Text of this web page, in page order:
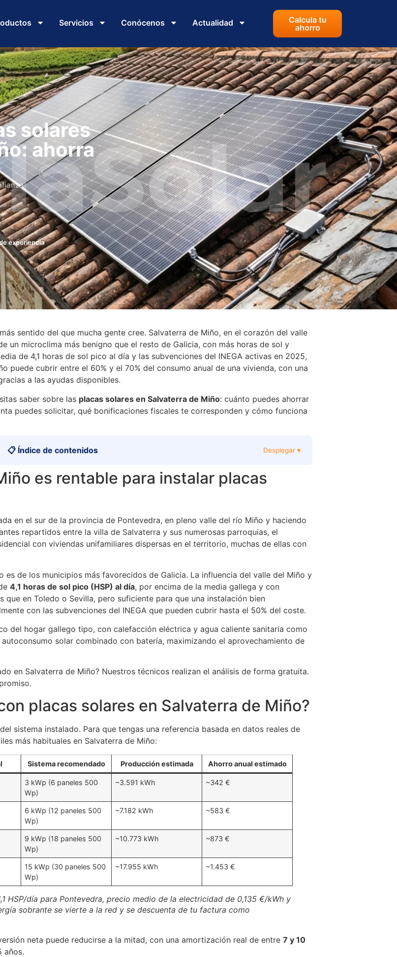
Servicios Conócenos Actualidad
Calcula tu
ahorro
solares
ahorra
experiencia
sentido del que mucha gente cree. Salvaterra de Miño, en el corazón del valle
un microclima más benigno que el resto de Galicia, con más horas de sol y
de 4,1 horas de sol pico al día y las subvenciones del INEGA activas en 2025,
puede cubrir entre el 60% y el 70% del consumo anual de una vivienda, con una
a las ayudas disponibles.
saber sobre las placas solares en Salvaterra de Miño: cuánto puedes ahorrar
puedes solicitar, qué bonificaciones fiscales te corresponden y cómo funciona
📋 Índice de contenidos Desplegar ▾
es rentable para instalar placas
en el sur de la provincia de Pontevedra, en pleno valle del río Miño y haciendo
repartidos entre la villa de Salvaterra y sus numerosas parroquias, el
con viviendas unifamiliares dispersas en el territorio, muchas de ellas con
es de los municipios más favorecidos de Galicia. La influencia del valle del Miño y
4,1 horas de sol pico (HSP) al día, por encima de la media gallega y con
que en Toledo o Sevilla, pero suficiente para que una instalación bien
con las subvenciones del INEGA que pueden cubrir hasta el 50% del coste.
del hogar gallego tipo, con calefacción eléctrica y agua caliente sanitaria como
solar combinado con batería, maximizando el aprovechamiento de
en Salvaterra de Miño? Nuestros técnicos realizan el análisis de forma gratuita.
placas solares en Salvaterra de Miño?
sistema instalado. Para que tengas una referencia basada en datos reales de
más habituales en Salvaterra de Miño:
Sistema recomendado Producción estimada Ahorro anual estimado
3 kWp (6 paneles 500
Wp)
~3.591 kWh ~342 €
6 kWp (12 paneles 500
Wp)
~7.182 kWh ~583 €
9 kWp (18 paneles 500
Wp)
~10.773 kWh ~873 €
15 kWp (30 paneles 500
Wp)
~17.955 kWh ~1.453 €
HSP/día para Pontevedra, precio medio de la electricidad de 0,135 €/kWh y
sobrante se vierte a la red y se descuenta de tu factura como
neta puede reducirse a la mitad, con una amortización real de entre 7 y 10
años.